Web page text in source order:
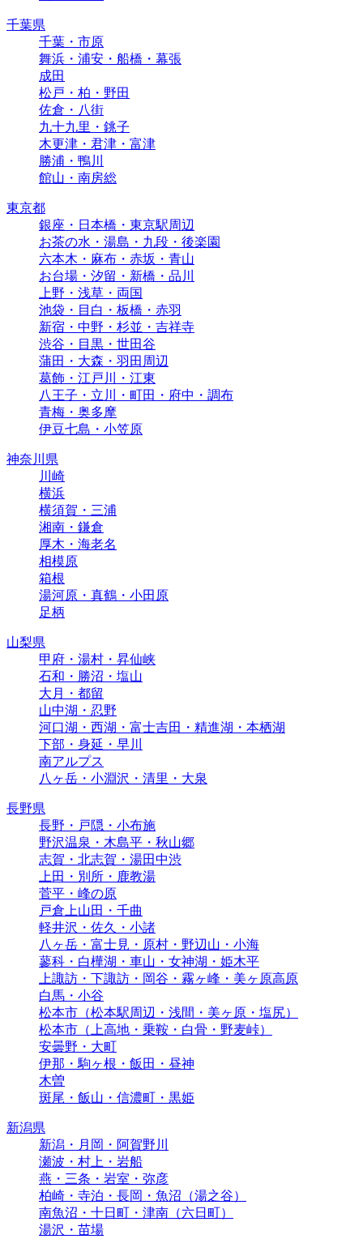
千葉県
千葉・市原
舞浜・浦安・船橋・幕張
成田
松戸・柏・野田
佐倉・八街
九十九里・銚子
木更津・君津・富津
勝浦・鴨川
館山・南房総
東京都
銀座・日本橋・東京駅周辺
お茶の水・湯島・九段・後楽園
六本木・麻布・赤坂・青山
お台場・汐留・新橋・品川
上野・浅草・両国
池袋・目白・板橋・赤羽
新宿・中野・杉並・吉祥寺
渋谷・目黒・世田谷
蒲田・大森・羽田周辺
葛飾・江戸川・江東
八王子・立川・町田・府中・調布
青梅・奥多摩
伊豆七島・小笠原
神奈川県
川崎
横浜
横須賀・三浦
湘南・鎌倉
厚木・海老名
相模原
箱根
湯河原・真鶴・小田原
足柄
山梨県
甲府・湯村・昇仙峡
石和・勝沼・塩山
大月・都留
山中湖・忍野
河口湖・西湖・富士吉田・精進湖・本栖湖
下部・身延・早川
南アルプス
八ヶ岳・小淵沢・清里・大泉
長野県
長野・戸隠・小布施
野沢温泉・木島平・秋山郷
志賀・北志賀・湯田中渋
上田・別所・鹿教湯
菅平・峰の原
戸倉上山田・千曲
軽井沢・佐久・小諸
八ヶ岳・富士見・原村・野辺山・小海
蓼科・白樺湖・車山・女神湖・姫木平
上諏訪・下諏訪・岡谷・霧ヶ峰・美ヶ原高原
白馬・小谷
松本市（松本駅周辺・浅間・美ヶ原・塩尻）
松本市（上高地・乗鞍・白骨・野麦峠）
安曇野・大町
伊那・駒ヶ根・飯田・昼神
木曽
斑尾・飯山・信濃町・黒姫
新潟県
新潟・月岡・阿賀野川
瀬波・村上・岩船
燕・三条・岩室・弥彦
柏崎・寺泊・長岡・魚沼（湯之谷）
南魚沼・十日町・津南（六日町）
湯沢・苗場